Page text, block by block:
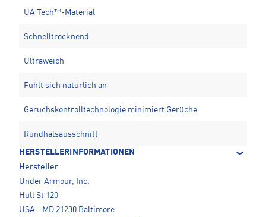
UA Tech™-Material
Schnelltrocknend
Ultraweich
Fühlt sich natürlich an
Geruchskontrolltechnologie minimiert Gerüche
Rundhalsausschnitt
HERSTELLERINFORMATIONEN
Hersteller
Under Armour, Inc.
Hull St 120
USA - MD 21230 Baltimore